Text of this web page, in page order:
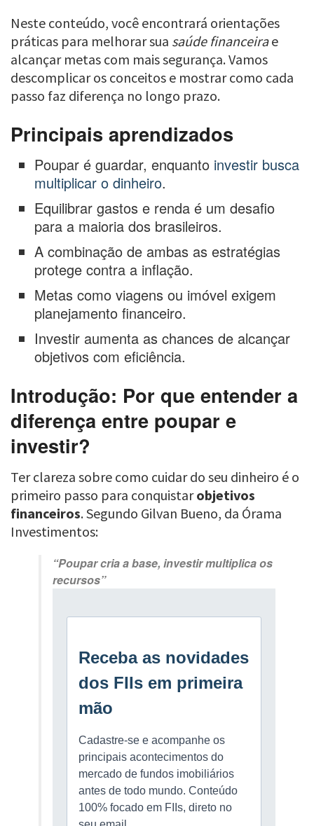
Neste conteúdo, você encontrará orientações
práticas para melhorar sua saúde financeirae
alcançar metas com mais segurança. Vamos
descomplicar os conceitos e mostrar como cada
passo faz diferença no longo prazo.
Principais aprendizados
Poupar é guardar, enquanto investir busca
multiplicar o dinheiro.
Equilibrar gastos e renda é um desafio
para a maioria dos brasileiros.
A combinação de ambas as estratégias
protege contra a inflação.
Metas como viagens ou imóvel exigem
planejamento financeiro.
Investir aumenta as chances de alcançar
objetivos com eficiência.
Introdução: Por que entender a
diferença entre poupar e
investir?
Ter clareza sobre como cuidar do seu dinheiro é o
primeiro passo para conquistarobjetivos
financeiros. Segundo Gilvan Bueno, da Órama
Investimentos:
“Poupar cria a base, investir multiplica os
recursos”